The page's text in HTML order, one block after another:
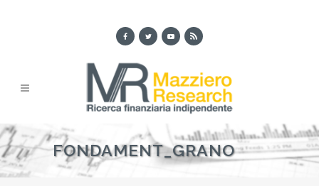
FONDAMENT_GRANO